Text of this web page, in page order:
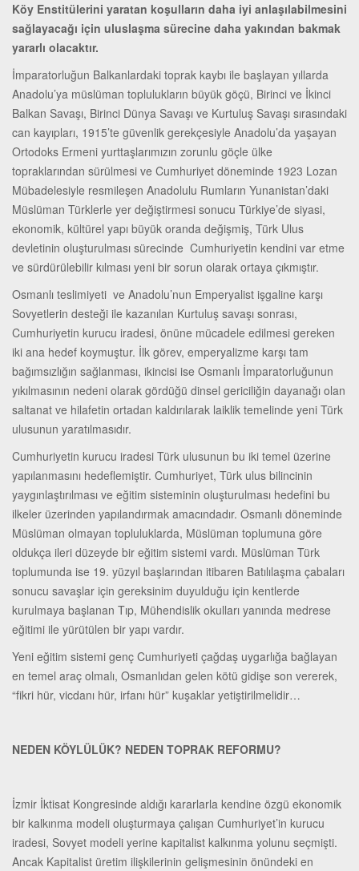
Köy Enstitülerini yaratan koşulların daha iyi anlaşılabilmesini
sağlayacağı için uluslaşma sürecine daha yakından bakmak
yararlı olacaktır.
İmparatorluğun Balkanlardaki toprak kaybı ile başlayan yıllarda
Anadolu’ya müslüman toplulukların büyük göçü, Birinci ve İkinci
Balkan Savaşı, Birinci Dünya Savaşı ve Kurtuluş Savaşı sırasındaki
can kayıpları, 1915’te güvenlik gerekçesiyle Anadolu’da yaşayan
Ortodoks Ermeni yurttaşlarımızın zorunlu göçle ülke
topraklarından sürülmesi ve Cumhuriyet döneminde 1923 Lozan
Mübadelesiyle resmileşen Anadolulu Rumların Yunanistan’daki
Müslüman Türklerle yer değiştirmesi sonucu Türkiye’de siyasi,
ekonomik, kültürel yapı büyük oranda değişmiş, Türk Ulus
devletinin oluşturulması sürecinde Cumhuriyetin kendini var etme
ve sürdürülebilir kılması yeni bir sorun olarak ortaya çıkmıştır.
Osmanlı teslimiyeti ve Anadolu’nun Emperyalist işgaline karşı
Sovyetlerin desteği ile kazanılan Kurtuluş savaşı sonrası,
Cumhuriyetin kurucu iradesi, önüne mücadele edilmesi gereken
iki ana hedef koymuştur. İlk görev, emperyalizme karşı tam
bağımsızlığın sağlanması, ikincisi ise Osmanlı İmparatorluğunun
yıkılmasının nedeni olarak gördüğü dinsel gericiliğin dayanağı olan
saltanat ve hilafetin ortadan kaldırılarak laiklik temelinde yeni Türk
ulusunun yaratılmasıdır.
Cumhuriyetin kurucu iradesi Türk ulusunun bu iki temel üzerine
yapılanmasını hedeflemiştir. Cumhuriyet, Türk ulus bilincinin
yaygınlaştırılması ve eğitim sisteminin oluşturulması hedefini bu
ilkeler üzerinden yapılandırmak amacındadır. Osmanlı döneminde
Müslüman olmayan topluluklarda, Müslüman toplumuna göre
oldukça ileri düzeyde bir eğitim sistemi vardı. Müslüman Türk
toplumunda ise 19. yüzyıl başlarından itibaren Batılılaşma çabaları
sonucu savaşlar için gereksinim duyulduğu için kentlerde
kurulmaya başlanan Tıp, Mühendislik okulları yanında medrese
eğitimi ile yürütülen bir yapı vardır.
Yeni eğitim sistemi genç Cumhuriyeti çağdaş uygarlığa bağlayan
en temel araç olmalı, Osmanlıdan gelen kötü gidişe son vererek,
“fikri hür, vicdanı hür, irfanı hür” kuşaklar yetiştirilmelidir…
NEDEN KÖYLÜLÜK? NEDEN TOPRAK REFORMU?
İzmir İktisat Kongresinde aldığı kararlarla kendine özgü ekonomik
bir kalkınma modeli oluşturmaya çalışan Cumhuriyet’in kurucu
iradesi, Sovyet modeli yerine kapitalist kalkınma yolunu seçmişti.
Ancak Kapitalist üretim ilişkilerinin gelişmesinin önündeki en